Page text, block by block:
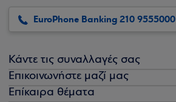
EuroPhone Banking 210 9555000
Κάντε τις συναλλαγές σας
Επικοινωνήστε μαζί μας
Επίκαιρα θέματα